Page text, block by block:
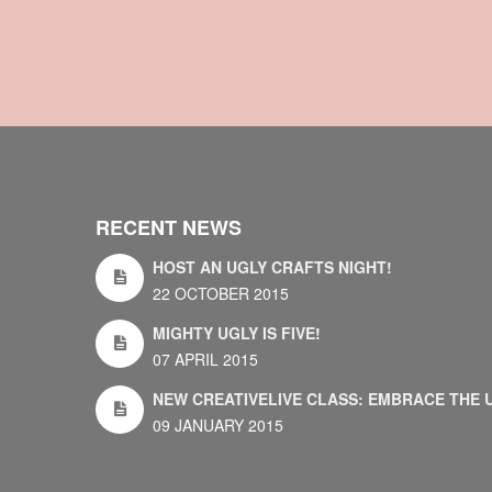
RECENT NEWS
HOST AN UGLY CRAFTS NIGHT!
22 OCTOBER 2015
MIGHTY UGLY IS FIVE!
07 APRIL 2015
NEW CREATIVELIVE CLASS: EMBRACE THE
09 JANUARY 2015